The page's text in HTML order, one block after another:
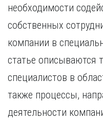
Краснодар
Красноярск
Курск
Л
Липецк
М
Магнитогорск
необходимости
собственных
компании в
статье описываются
специалистов в
также процессы,
деятельности